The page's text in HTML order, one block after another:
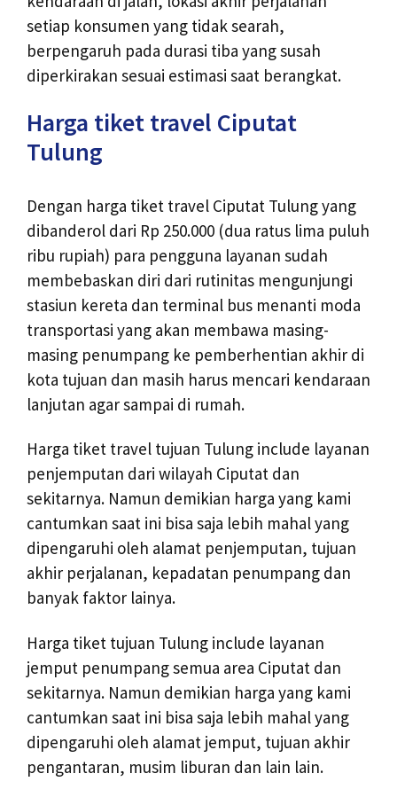
setiap konsumen yang tidak searah,
berpengaruh pada durasi tiba yang susah
diperkirakan sesuai estimasi saat berangkat.
Harga tiket travel Ciputat
Tulung
Dengan harga tiket travel Ciputat Tulung yang
dibanderol dari Rp 250.000 (dua ratus lima puluh
ribu rupiah) para pengguna layanan sudah
membebaskan diri dari rutinitas mengunjungi
stasiun kereta dan terminal bus menanti moda
transportasi yang akan membawa masing-
masing penumpang ke pemberhentian akhir di
kota tujuan dan masih harus mencari kendaraan
lanjutan agar sampai di rumah.
Harga tiket travel tujuan Tulung include layanan
penjemputan dari wilayah Ciputat dan
sekitarnya. Namun demikian harga yang kami
cantumkan saat ini bisa saja lebih mahal yang
dipengaruhi oleh alamat penjemputan, tujuan
akhir perjalanan, kepadatan penumpang dan
banyak faktor lainya.
Harga tiket tujuan Tulung include layanan
jemput penumpang semua area Ciputat dan
sekitarnya. Namun demikian harga yang kami
cantumkan saat ini bisa saja lebih mahal yang
dipengaruhi oleh alamat jemput, tujuan akhir
pengantaran, musim liburan dan lain lain.